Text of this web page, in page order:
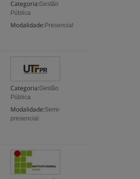
Categoria:Gestão
Pública
Modalidade: Presencial
Categoria:Gestão
Pública
Modalidade:Semi-
presencial